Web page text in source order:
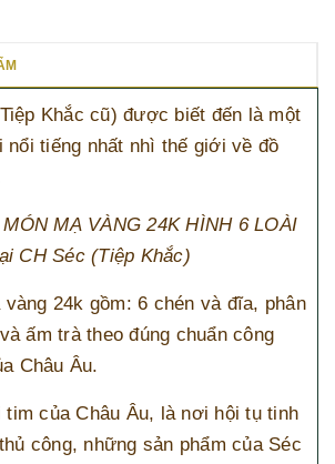
Khắc cũ) được biết đến là một
nổi tiếng nhất nhì thế giới về đồ
MẠ VÀNG 24K HÌNH 6 LOÀI
CH Séc (Tiệp Khắc)
vàng 24k gồm: 6 chén và đĩa, phân
ấm trà theo đúng chuẩn công
Châu Âu.
của Châu Âu, là nơi hội tụ tinh
công, những sản phẩm của Séc